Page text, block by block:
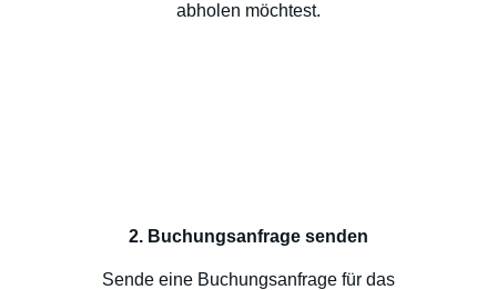
abholen möchtest.
2. Buchungsanfrage senden
Sende eine Buchungsanfrage für das